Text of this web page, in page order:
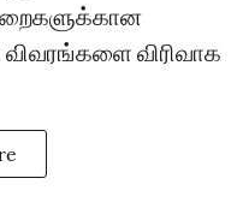
விவரங்களை விரிவாக